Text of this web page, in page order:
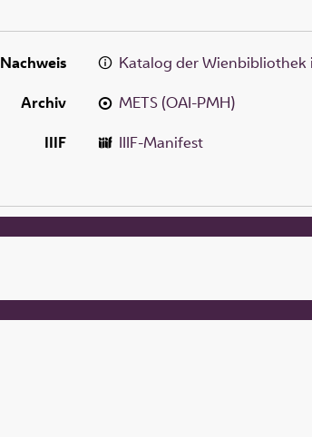
Nachweis
Katalog der Wienbibliothek
Archiv
METS (OAI-PMH)
IIIF
IIIF-Manifest